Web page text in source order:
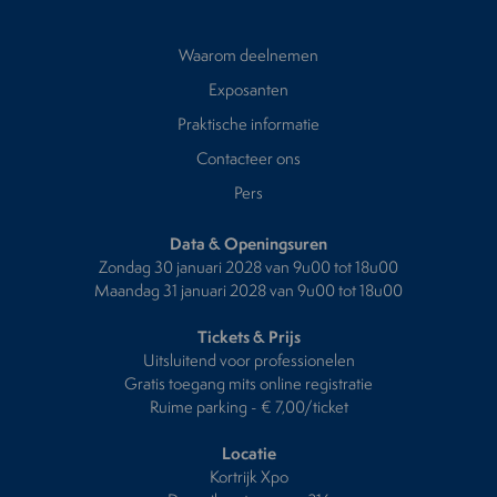
Waarom deelnemen
Exposanten
Praktische informatie
Contacteer ons
Pers
Data & Openingsuren
Zondag 30 januari 2028 van 9u00 tot 18u00
Maandag 31 januari 2028 van 9u00 tot 18u00
Tickets & Prijs
Uitsluitend voor professionelen
Gratis toegang mits online registratie
Ruime parking - € 7,00/ticket
Locatie
Kortrijk Xpo